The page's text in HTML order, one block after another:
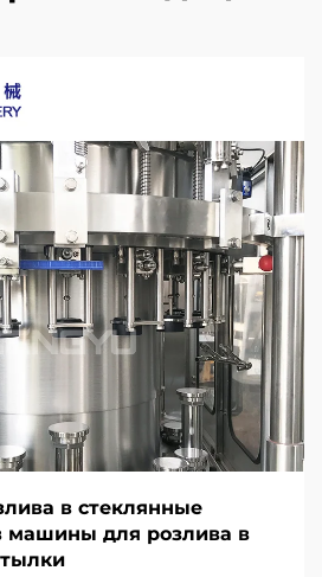
в стеклянные
машины для розлива в